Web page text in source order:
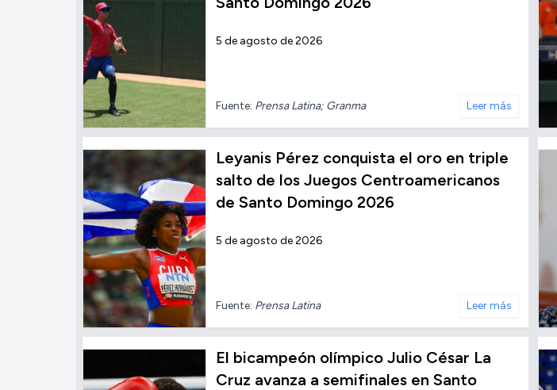
5 de agosto de 2026
Fuente: Prensa Latina; Granma Leer más
Leyanis Pérez conquista el oro en triple
salto de los Juegos Centroamericanos
de Santo Domingo 2026
5 de agosto de 2026
Fuente: Prensa Latina Leer más
El bicampeón olímpico Julio César La
Cruz avanza a semifinales en Santo